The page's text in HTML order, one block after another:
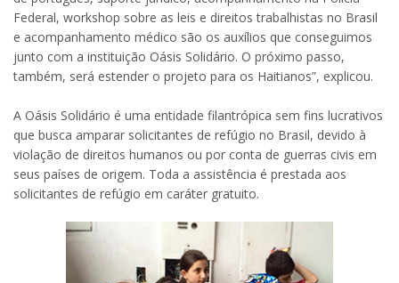
Federal, workshop sobre as leis e direitos trabalhistas no Brasil
e acompanhamento médico são os auxílios que conseguimos
junto com a instituição Oásis Solidário. O próximo passo,
também, será estender o projeto para os Haitianos”, explicou.
A Oásis Solidário é uma entidade filantrópica sem fins lucrativos
que busca amparar solicitantes de refúgio no Brasil, devido à
violação de direitos humanos ou por conta de guerras civis em
seus países de origem. Toda a assistência é prestada aos
solicitantes de refúgio em caráter gratuito.